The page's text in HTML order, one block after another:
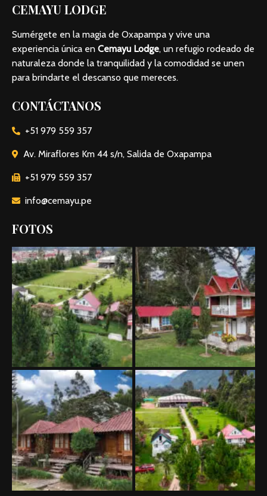
CEMAYU LODGE
Sumérgete en la magia de Oxapampa y vive una
experiencia única en Cemayu Lodge, un refugio rodeado de
naturaleza donde la tranquilidad y la comodidad se unen
para brindarte el descanso que mereces.
CONTÁCTANOS
+51 979 559 357
Av. Miraflores Km 44 s/n, Salida de Oxapampa
+51 979 559 357
info@cemayu.pe
FOTOS